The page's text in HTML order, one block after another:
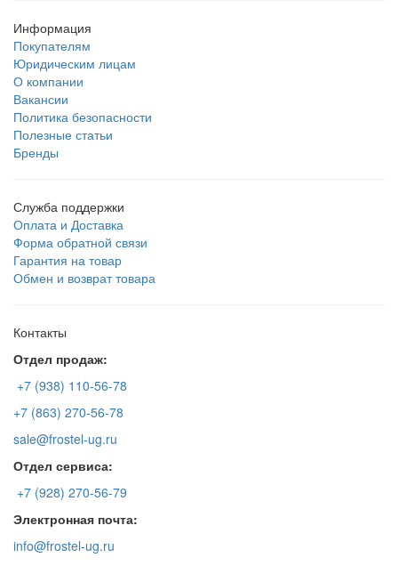
Информация
Покупателям
Юридическим лицам
О компании
Вакансии
Политика безопасности
Полезные статьи
Бренды
Служба поддержки
Оплата и Доставка
Форма обратной связи
Гарантия на товар
Обмен и возврат товара
Контакты
Отдел продаж:
+7 (938) 110-56-78
+7 (863) 270-56-78
sale@frostel-ug.ru
Отдел сервиса:
+7 (928) 270-56-79
Электронная почта:
info@frostel-ug.ru